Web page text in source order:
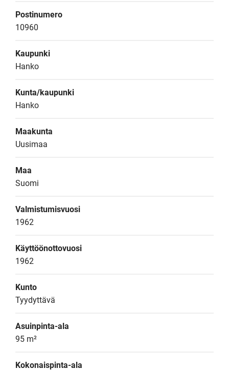
Postinumero
10960
Kaupunki
Hanko
Kunta/kaupunki
Hanko
Maakunta
Uusimaa
Maa
Suomi
Valmistumisvuosi
1962
Käyttöönottovuosi
1962
Kunto
Tyydyttävä
Asuinpinta-ala
95 m²
Kokonaispinta-ala